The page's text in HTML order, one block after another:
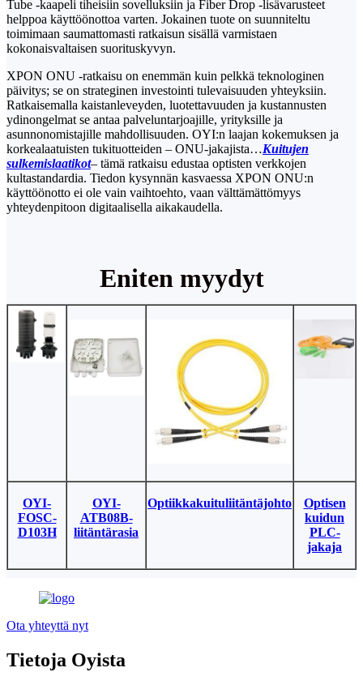
Tube -kaapeli tiheisiin sovelluksiin ja Fiber Drop -lisävarusteet
helppoa käyttöönottoa varten. Jokainen tuote on suunniteltu
toimimaan saumattomasti ratkaisun sisällä varmistaen
kokonaisvaltaisen suorituskyvyn.
XPON ONU -ratkaisu on enemmän kuin pelkkä teknologinen
päivitys; se on strateginen investointi tulevaisuuden yhteyksiin.
Ratkaisemalla kaistanleveyden, luotettavuuden ja kustannusten
ydinongelmat se antaa palveluntarjoajille, yrityksille ja
asunnonomistajille mahdollisuuden. OYI:n laajan kokemuksen ja
korkealaatuisten tukituotteiden – ONU-jakajista…Kuitujen
sulkemislaatikot– tämä ratkaisu edustaa optisten verkkojen
kultastandardia. Tiedon kysynnän kasvaessa XPON ONU:n
käyttöönotto ei ole vain vaihtoehto, vaan välttämättömyys
yhteydenpitoon digitaalisella aikakaudella.
Eniten myydyt
OYI-
FOSC-
D103H
OYI-
ATB08B-
liitäntärasia
Optiikkakuituliitäntäjohto
Optisen
kuidun
PLC-
jakaja
Ota yhteyttä nyt
Tietoja Oyista